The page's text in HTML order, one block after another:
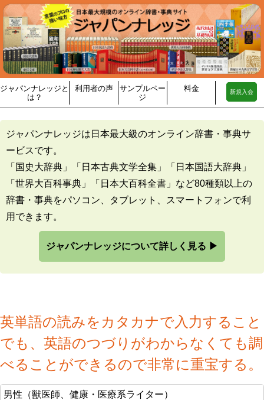
ジャパンナレッジと
は？
利用者の声
サンプルペー
ジ
料金 新規入会
ジャパンナレッジは日本最大級のオンライン辞書・事典サ
ービスです。
「国史大辞典」「日本古典文学全集」「日本国語大辞典」
「世界大百科事典」「日本大百科全書」など80種類以上の
辞書・事典をパソコン、タブレット、スマートフォンで利
用できます。
ジャパンナレッジについて詳しく見る ▶
英単語の読みをカタカナで入力すること
でも、英語のつづりがわからなくても調
べることができるので非常に重宝する。
男性（獣医師、健康・医療系ライター）